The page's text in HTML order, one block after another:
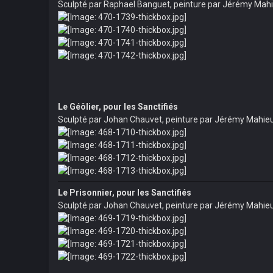
Sculpté par Raphael Banguet, peinture par Jérémy
Le Géôlier, pour les Sanctifiés
Sculpté par Johan Chauvet, peinture par Jérémy
Le Prisonnier, pour les Sanctifiés
Sculpté par Johan Chauvet, peinture par Jérémy